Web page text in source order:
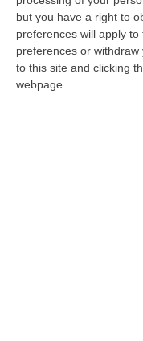
but you have a right to
preferences will apply
preferences or
to this site and clicking
webpage.
Musica In Lutto, Morto A
“È morto Francesco
“Maestrone” si è spento
06 Agosto, 11:22